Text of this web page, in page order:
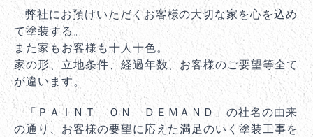
弊社にお預けいただくお客様の大切な家を心を込め
て塗装する。
また家もお客様も十人十色。
家の形、立地条件、経過年数、お客様のご要望等全て
が違います。
「ＰＡＩＮＴ ＯＮ ＤＥＭＡＮＤ」の社名の由来
の通り、お客様の要望に応えた満足のいく塗装工事を